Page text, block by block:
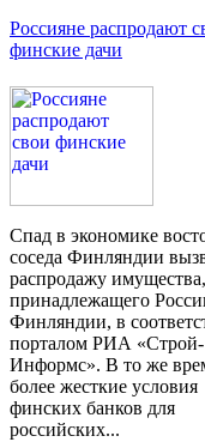
Россияне распродают
финские дачи
Спад в экономике
соседа Финляндии
распродажу имущества,
принадлежащего
Финляндии, в
порталом РИА «Строй-
Информс». В то же
более жесткие условия
финских банков для
российских...